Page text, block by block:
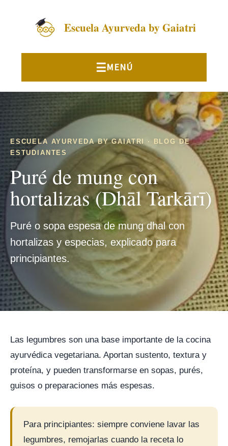
Escuela Ayurveda by Gaiatri
ESCUELA AYURVEDA BY GAIATRI · BLOG DE
ESTUDIANTES
Puré de mung con
hortalizas (Dhāl Tarkārī)
Puré o sopa espesa de mung dhal con
hortalizas y especias, explicado para
principiantes.
Las legumbres son una base importante de la cocina
ayurvédica vegetariana. Aportan sustento, textura y
proteína, y pueden transformarse en sopas, purés,
guisos o preparaciones más espesas.
Para principiantes: siempre conviene lavar las
legumbres, remojarlas cuando la receta lo